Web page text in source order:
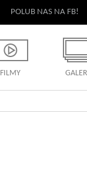
POLUB NAS NA FB!
FILMY